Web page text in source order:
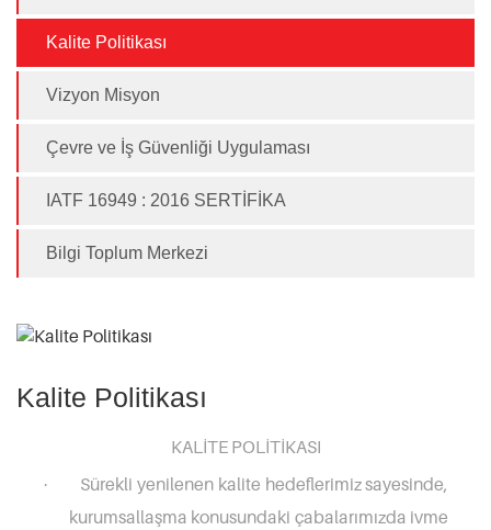
Kalite Politikası
Vizyon Misyon
Çevre ve İş Güvenliği Uygulaması
IATF 16949 : 2016 SERTİFİKA
Bilgi Toplum Merkezi
Kalite Politikası
KALİTE POLİTİKASI
·
Sürekli yenilenen kalite hedeflerimiz sayesinde,
kurumsallaşma konusundaki çabalarımızda ivme